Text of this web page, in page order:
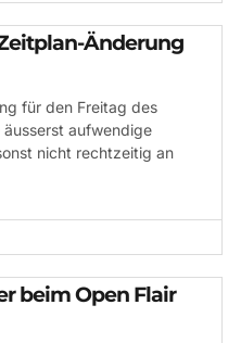
Änderung
für den Freitag des
aufwendige
nicht rechtzeitig an
beim Open Flair